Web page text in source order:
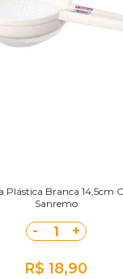
Plástica Branca 14,5cm
Sanremo
- 1 +
R$ 18,90